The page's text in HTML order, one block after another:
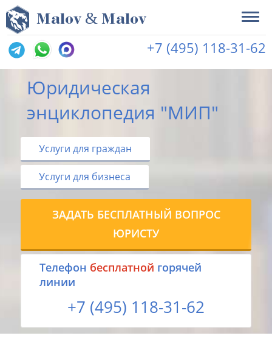
Malov & Malov
+7 (495) 118-31-62
Юридическая
энциклопедия "МИП"
Услуги для граждан
Услуги для бизнеса
ЗАДАТЬ БЕСПЛАТНЫЙ ВОПРОС
ЮРИСТУ
Tелефон бесплатной горячей
линии
+7 (495) 118-31-62